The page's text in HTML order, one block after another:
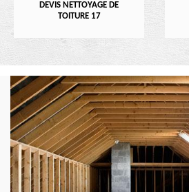
DEVIS NETTOYAGE DE
TOITURE 17